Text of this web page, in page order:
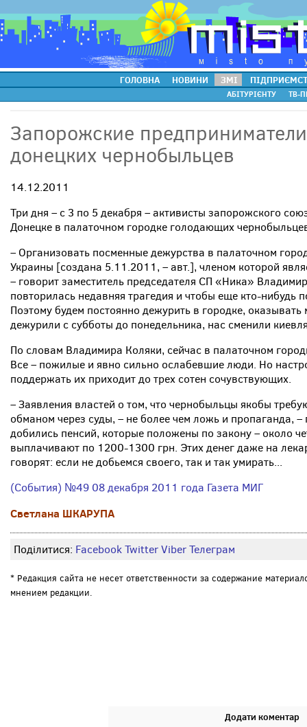
ГОЛОВНА НОВИНИ ЗМІ
АБІТУРІЄНТУ ТВ-
Запорожские
донецких чернобыльцев
14.12.2011
Три дня – с 3 по 5 декабря – активисты запорожского
Донецке в палаточном городке голодающих
– Организовать посменные дежурства в палаточном
Украины [создана 5.11.2011, – авт.], членом которой
– говорит заместитель председателя СП «Ника»
повторилась недавняя трагедия и чтобы еще кто-нибудь
Поэтому будем постоянно дежурить в городке,
дежурили с субботы до понедельника, нас сменили
По словам Владимира Коляки, сейчас в палаточном
Все – пожилые и явно сильно ослабевшие люди. Но
поддержать их приходит до трех сотен сочувствующих.
– Заявления властей о том, что чернобыльцы якобы
обманом через суды, – не более чем ложь и пропаганда,
добились пенсий, которые положены по закону – около
выплачивают по 1200-1300 грн. Этих денег даже на
говорят: если не добьемся своего, так и так умирать...
(События) №49 08 декабря 2011 года Газета МИГ
Светлана ШКАРУПА
Поділитися: FacebookTwitterViberТелеграм
* Редакция сайта не несет ответственности за содержание
мнением редакции.
Додати коментар